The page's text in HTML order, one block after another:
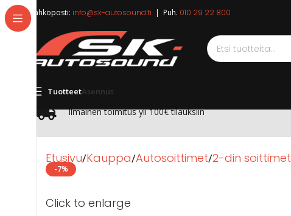
Sähköposti: info@sk-autosound.fi | Puh. 010 29 22 800
TuotteetAsennus
Ilmainen toimitus yli 100€ tilauksiin
Etusivu Kauppa Autosoittimet 2-din soittimet
-7%
Click to enlarge